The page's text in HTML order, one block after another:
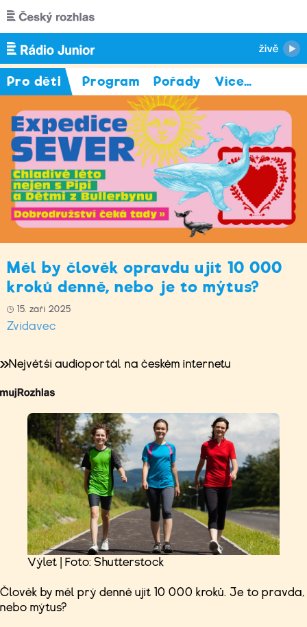
Přejít k hlavnímu obsahu
Pro děti Program Pořady Více…
Měl by člověk opravdu ujít 10 000
kroků denně, nebo je to mýtus?
15. září 2025
Zvídavec
Největší audioportál na českém internetu
Výlet | Foto: Shutterstock
Člověk by měl prý denně ujít 10 000 kroků. Je to pravda,
nebo mýtus?